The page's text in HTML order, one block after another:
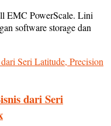
EMC PowerScale. Lini
software storage dan
dari Seri